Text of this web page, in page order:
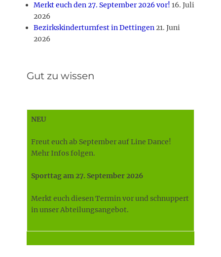
Merkt euch den 27. September 2026 vor! 16. Juli
2026
Bezirkskinderturnfest in Dettingen21. Juni
2026
Gut zu wissen
NEU
Freut euch ab September auf Line Dance!
Mehr Infos folgen.
Sporttag am 27. September 2026
Merkt euch diesen Termin vor und schnuppert
in unser Abteilungsangebot.